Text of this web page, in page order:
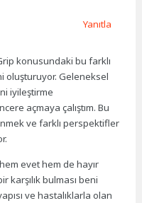
konusundaki bu farklı
oluşturuyor. Geleneksel
iyileştirme
açmaya çalıştım. Bu
ve farklı perspektifler
evet hem de hayır
karşılık bulması beni
ve hastalıklarla olan
Yanıtla